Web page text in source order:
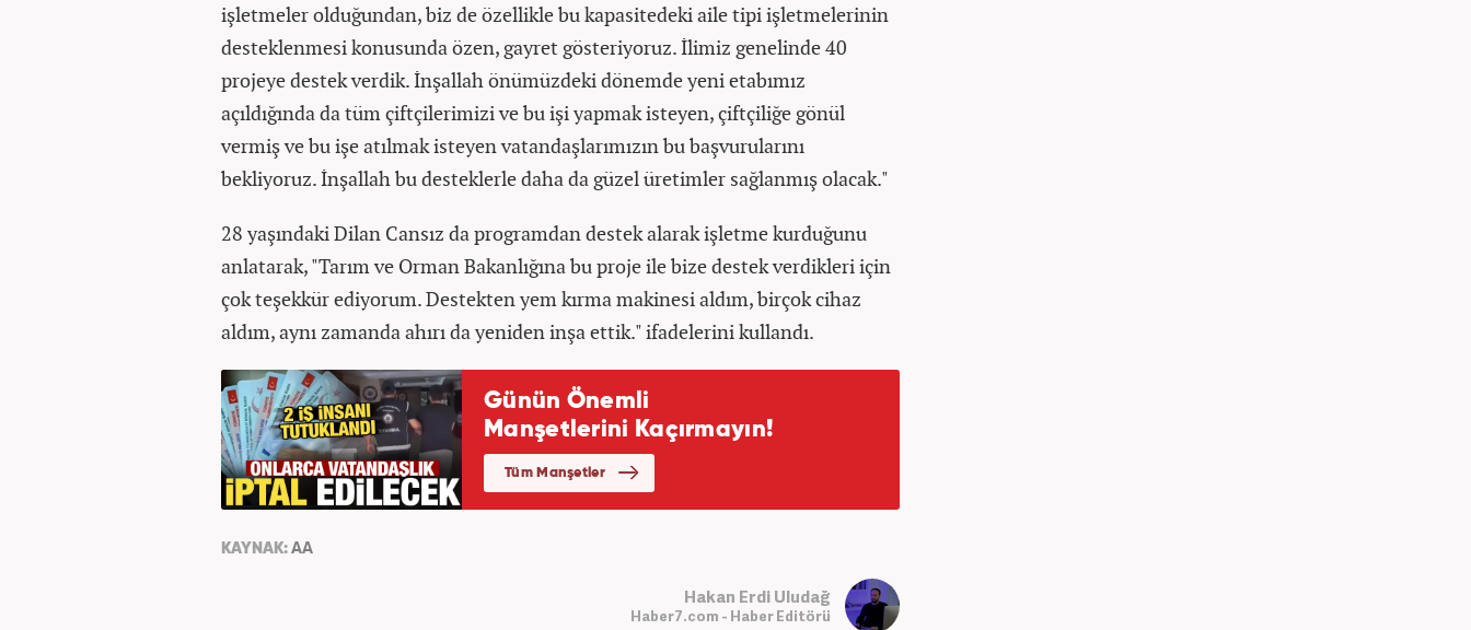
işletmeler olduğundan, biz de özellikle bu kapasitedeki aile tipi işletmelerinin
desteklenmesi konusunda özen, gayret gösteriyoruz. İlimiz genelinde 40
projeye destek verdik. İnşallah önümüzdeki dönemde yeni etabımız
açıldığında da tüm çiftçilerimizi ve bu işi yapmak isteyen, çiftçiliğe gönül
vermiş ve bu işe atılmak isteyen vatandaşlarımızın bu başvurularını
bekliyoruz. İnşallah bu desteklerle daha da güzel üretimler sağlanmış olacak."
28 yaşındaki Dilan Cansız da programdan destek alarak işletme kurduğunu
anlatarak, "Tarım ve Orman Bakanlığına bu proje ile bize destek verdikleri için
çok teşekkür ediyorum. Destekten yem kırma makinesi aldım, birçok cihaz
aldım, aynı zamanda ahırı da yeniden inşa ettik." ifadelerini kullandı.
KAYNAK: AA
Hakan Erdi Uludağ
Haber7.com - Haber Editörü